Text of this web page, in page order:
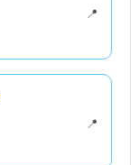
📍
📍